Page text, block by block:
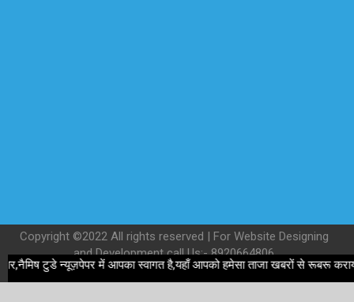
Copyright ©2022 All rights reserved | For Website Designing
and Development call Us:- 8920664806
टुडे न्यूज़पेपर में आपका स्वागत है,यहाँ आपको हमेसा ताजा खबरों से रूबरू कराया